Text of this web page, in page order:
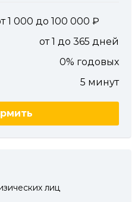
1 000 до 100 000
от 1 до 365 дней
0% годовых
5 минут
лиц